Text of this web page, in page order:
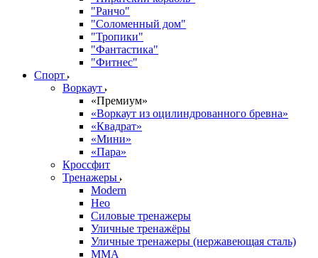
"Ранчо"
"Соломенный дом"
"Тропики"
"Фантастика"
"Фитнес"
Спорт
Воркаут
«Премиум»
«Воркаут из оцилиндрованного бревна»
«Квадрат»
«Мини»
«Пара»
Кроссфит
Тренажеры
Modern
Нео
Силовые тренажеры
Уличные тренажёры
Уличные тренажеры (нержавеющая сталь)
ММА